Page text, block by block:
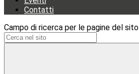
Contatti
Campo di ricerca per le pagine del sito